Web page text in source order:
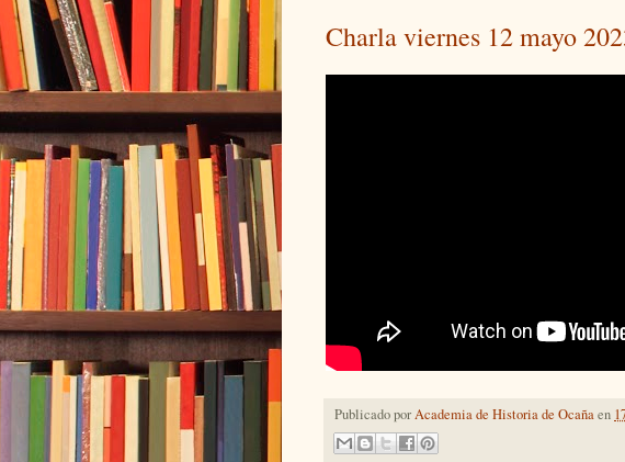
Charla viernes 12 mayo
Publicado porAcademia de Historia de Ocañaen